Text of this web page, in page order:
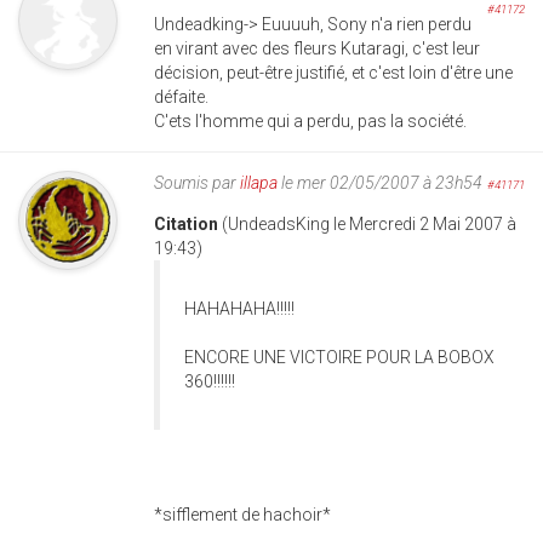
#41172
Undeadking-> Euuuuh, Sony n'a rien perdu
en virant avec des fleurs Kutaragi, c'est leur
décision, peut-être justifié, et c'est loin d'être une
défaite.
C'ets l'homme qui a perdu, pas la société.
Soumis parillapale mer 02/05/2007 à 23h54 #41171
Citation (UndeadsKing le Mercredi 2 Mai 2007 à
19:43)
HAHAHAHA!!!!!
ENCORE UNE VICTOIRE POUR LA BOBOX
360!!!!!!
*sifflement de hachoir*